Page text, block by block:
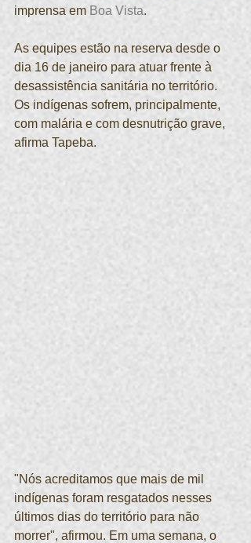
imprensa em Boa Vista.
As equipes estão na reserva desde o
dia 16 de janeiro para atuar frente à
desassistência sanitária no território.
Os indígenas sofrem, principalmente,
com malária e com desnutrição grave,
afirma Tapeba.
"Nós acreditamos que mais de mil
indígenas foram resgatados nesses
últimos dias do território para não
morrer", afirmou. Em uma semana, o